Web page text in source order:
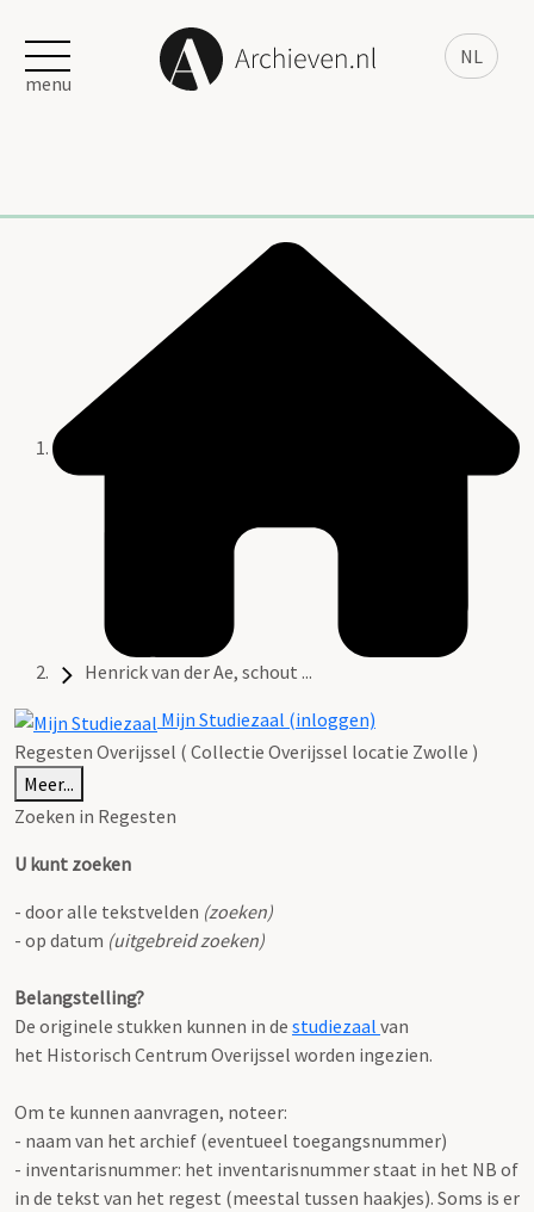
NL
menu
Henrick van der Ae, schout ...
Mijn Studiezaal (inloggen)
Regesten Overijssel ( Collectie Overijssel locatie Zwolle )
Meer...
Zoeken in Regesten
U kunt zoeken
- door alle tekstvelden (zoeken)
- op datum (uitgebreid zoeken)
Belangstelling?
De originele stukken kunnen in de studiezaal van
het Historisch Centrum Overijssel worden ingezien.
Om te kunnen aanvragen, noteer:
- naam van het archief (eventueel toegangsnummer)
- inventarisnummer: het inventarisnummer staat in het NB of
in de tekst van het regest (meestal tussen haakjes). Soms is er